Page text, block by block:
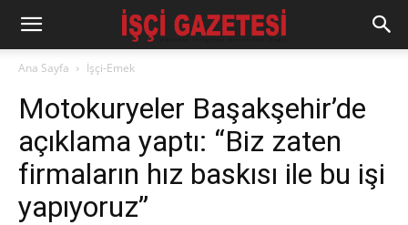
Ana Sayfa İşçi-Emek
Motokuryeler Başakşehir’de
açıklama yaptı: “Biz zaten
firmaların hız baskısı ile bu işi
yapıyoruz”